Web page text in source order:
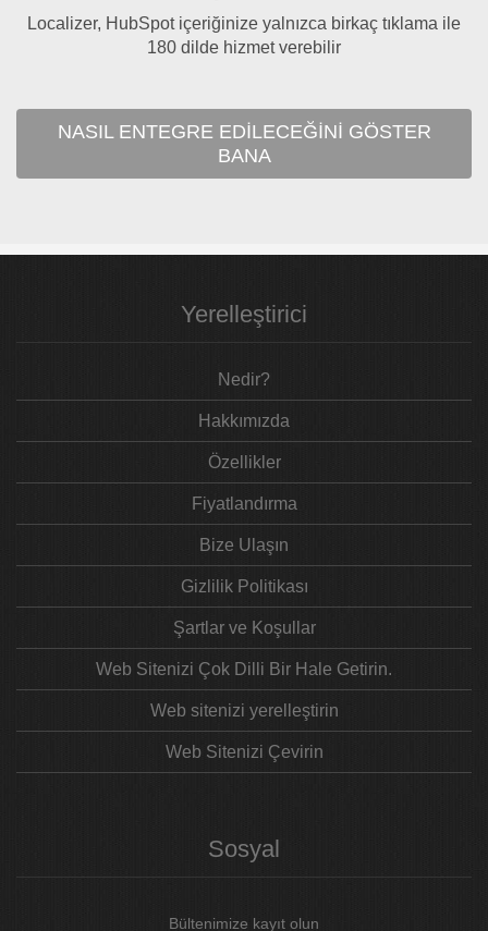
Localizer, HubSpot içeriğinize yalnızca birkaç tıklama ile
180 dilde hizmet verebilir
NASIL ENTEGRE EDILECEĞINI GÖSTER
BANA
Yerelleştirici
Nedir?
Hakkımızda
Özellikler
Fiyatlandırma
Bize Ulaşın
Gizlilik Politikası
Şartlar ve Koşullar
Web Sitenizi Çok Dilli Bir Hale Getirin.
Web sitenizi yerelleştirin
Web Sitenizi Çevirin
Sosyal
Bültenimize kayıt olun